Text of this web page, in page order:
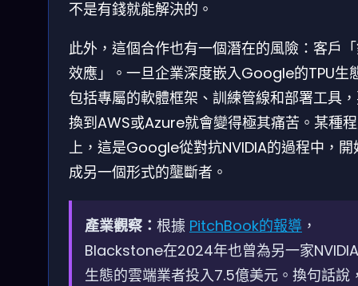
不是有錢就能解決的。
此外，這個合作也有一個潛在的風險：客戶
效應」。一旦企業深度嵌入Google的TPU生
包括專屬的軟體框架、訓練管線和部署工具
換到AWS或Azure就會變得極其痛苦。某種
上，這是Google從對抗NVIDIA的過程中，開
成另一個形式的壟斷者。
產業觀察： 根據 PitchBook的報導 ，
Blackstone在2024年也曾為另一家NVIDIA
生態的雲端業者投入7.5億美元。換句話說